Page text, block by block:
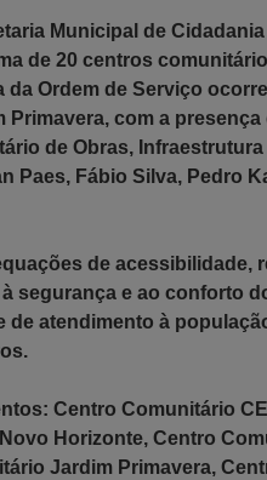
Municipal de
de 20 centros
Ordem de Serviço
com a
de Obras,
Paes, Fábio Silva, Pedro
de acessibilidade,
segurança e ao conforto
de atendimento à
Centro Comunitário
Horizonte, Centro
Jardim Primavera,